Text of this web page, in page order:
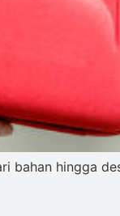
hingga